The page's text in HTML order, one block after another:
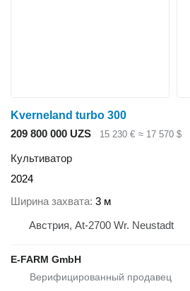
Kverneland turbo 300
209 800 000 UZS
15 230 € ≈ 17 570 $
Культиватор
2024
Ширина захвата 3 м
Австрия, At-2700 Wr. Neustadt
E-FARM GmbH